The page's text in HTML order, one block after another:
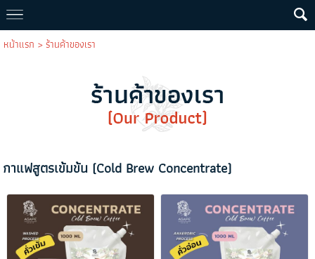
หน้าแรก >ร้านค้าของเรา
กาแฟสูตรเข้มข้น (Cold Brew Concentrate)